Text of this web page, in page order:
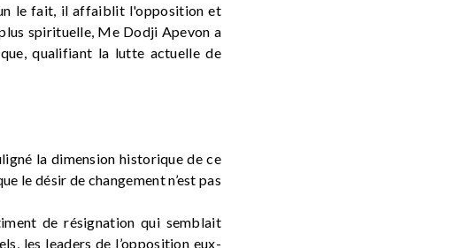
le fait, il affaiblit l'opposition et
spirituelle, Me Dodji Apevon a
qualifiant la lutte actuelle de
la dimension historique de ce
le désir de changement n’est pas
de résignation qui semblait
les leaders de l’opposition eux-